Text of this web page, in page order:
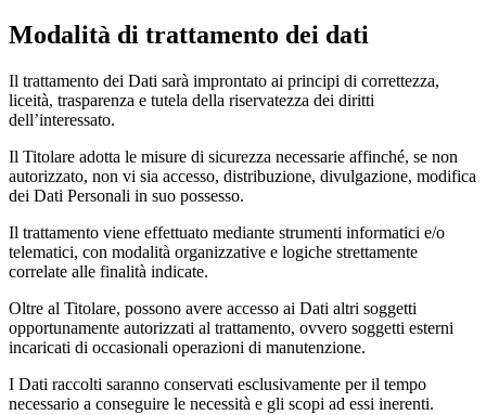
Modalità di trattamento dei dati
Il trattamento dei Dati sarà improntato ai principi di correttezza,
liceità, trasparenza e tutela della riservatezza dei diritti
dell’interessato.
Il Titolare adotta le misure di sicurezza necessarie affinché, se non
autorizzato, non vi sia accesso, distribuzione, divulgazione, modifica
dei Dati Personali in suo possesso.
Il trattamento viene effettuato mediante strumenti informatici e/o
telematici, con modalità organizzative e logiche strettamente
correlate alle finalità indicate.
Oltre al Titolare, possono avere accesso ai Dati altri soggetti
opportunamente autorizzati al trattamento, ovvero soggetti esterni
incaricati di occasionali operazioni di manutenzione.
I Dati raccolti saranno conservati esclusivamente per il tempo
necessario a conseguire le necessità e gli scopi ad essi inerenti.